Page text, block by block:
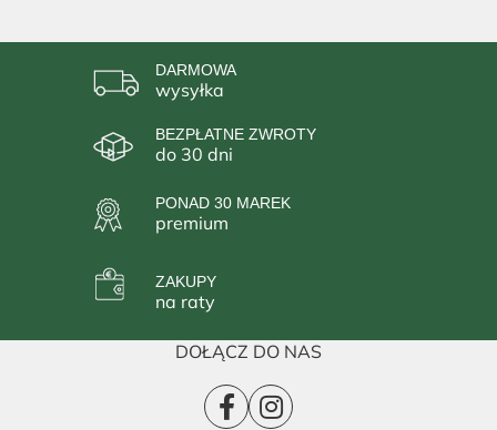
DARMOWA
wysyłka
BEZPŁATNE ZWROTY
do 30 dni
PONAD 30 MAREK
premium
ZAKUPY
na raty
DOŁĄCZ DO NAS